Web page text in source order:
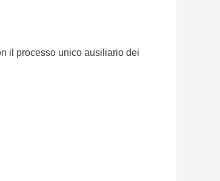
il processo unico ausiliario dei